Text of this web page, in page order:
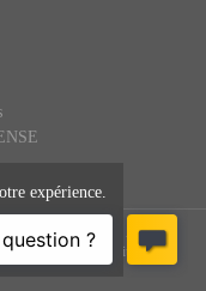
textes et images -
- Site
expérience.